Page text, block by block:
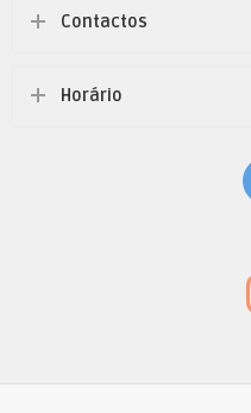
Contactos
Horário